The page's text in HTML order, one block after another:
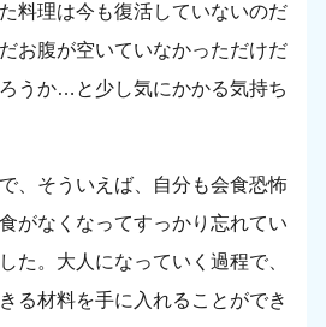
料理は今も復活していないのだ
お腹が空いていなかっただけだ
うか…と少し気にかかる気持ち
、そういえば、自分も会食恐怖
がなくなってすっかり忘れてい
た。大人になっていく過程で、
る材料を手に入れることができ